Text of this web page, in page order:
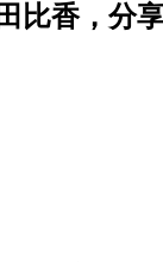
比香，分